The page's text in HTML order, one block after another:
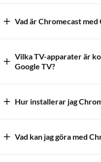
Vad är Chromecast med
Vilka TV-apparater är
Google TV?
Hur installerar jag
Vad kan jag göra med